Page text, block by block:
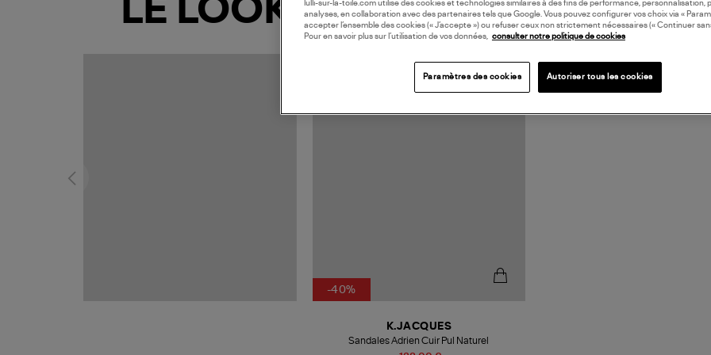
LE LOOK
-40%
K.JACQUES
Sandales Adrien Cuir Pul Naturel
lulli-sur-la-toile.com utilise des cookies et technologies similaires à des fins de performance, personnalisation,
analyses, en collaboration avec des partenaires tels que Google. Vous pouvez configurer vos choix via «
accepter l’ensemble des cookies (« J’accepte ») ou refuser ceux non strictement nécessaires (« Continuer
Pour en savoir plus sur l’utilisation de vos données,
consulter notre politique de cookies
Paramètres des cookies Autoriser tous les cookies